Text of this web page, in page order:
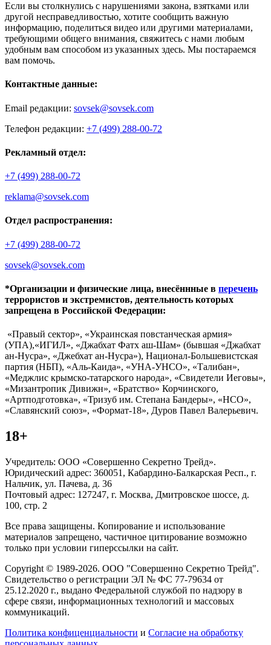
Если вы столкнулись с нарушениями закона, взятками или
другой несправедливостью, хотите сообщить важную
информацию, поделиться видео или другими материалами,
требующими общего внимания, свяжитесь с нами любым
удобным вам способом из указанных здесь. Мы постараемся
вам помочь.
Контактные данные:
Email редакции: sovsek@sovsek.com
Телефон редакции: +7 (499) 288-00-72
Рекламный отдел:
+7 (499) 288-00-72
reklama@sovsek.com
Отдел распространения:
+7 (499) 288-00-72
sovsek@sovsek.com
*Организации и физические лица, внесённные в перечень
террористов и экстремистов, деятельность которых
запрещена в Российской Федерации:
«Правый сектор», «Украинская повстанческая армия»
(УПА),«ИГИЛ», «Джабхат Фатх аш-Шам» (бывшая «Джабхат
ан-Нусра», «Джебхат ан-Нусра»), Национал-Большевистская
партия (НБП), «Аль-Каида», «УНА-УНСО», «Талибан»,
«Меджлис крымско-татарского народа», «Свидетели Иеговы»,
«Мизантропик Дивижн», «Братство» Корчинского,
«Артподготовка», «Тризуб им. Степана Бандеры», «НСО»,
«Славянский союз», «Формат-18», Дуров Павел Валерьевич.
18+
Учредитель: ООО «Совершенно Секретно Трейд».
Юридический адрес: 360051, Кабардино-Балкарская Респ., г.
Нальчик, ул. Пачева, д. 36
Почтовый адрес: 127247, г. Москва, Дмитровское шоссе, д.
100, стр. 2
Все права защищены. Копирование и использование
материалов запрещено, частичное цитирование возможно
только при условии гиперссылки на сайт.
Copyright © 1989-2026. ООО "Совершенно Секретно Трейд".
Свидетельство о регистрации ЭЛ № ФС 77-79634 от
25.12.2020 г., выдано Федеральной службой по надзору в
сфере связи, информационных технологий и массовых
коммуникаций.
Политика конфиценциальности и Согласие на обработку